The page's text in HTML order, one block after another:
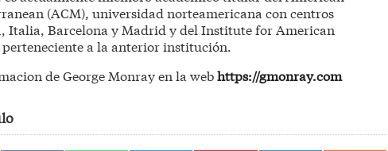
(ACM), universidad norteamericana con centros
Italia, Barcelona y Madrid y del Institute for American
a la anterior institución.
de George Monray en la webhttps://gmonray.com